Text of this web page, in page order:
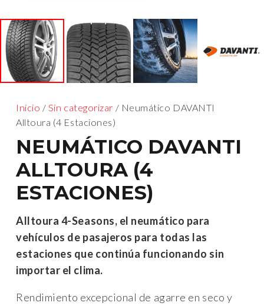
Inicio / Sin categorizar / Neumático DAVANTI
Alltoura (4 Estaciones)
NEUMÁTICO DAVANTI
ALLTOURA (4
ESTACIONES)
Alltoura 4-Seasons, el neumático para
vehículos de pasajeros para todas las
estaciones que continúa funcionando sin
importar el clima.
Rendimiento excepcional de agarre en seco y